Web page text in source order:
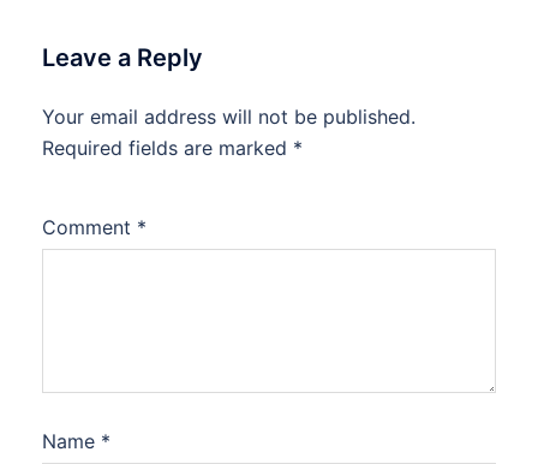
Leave a Reply
Your email address will not be published.
Required fields are marked *
Comment *
Name *